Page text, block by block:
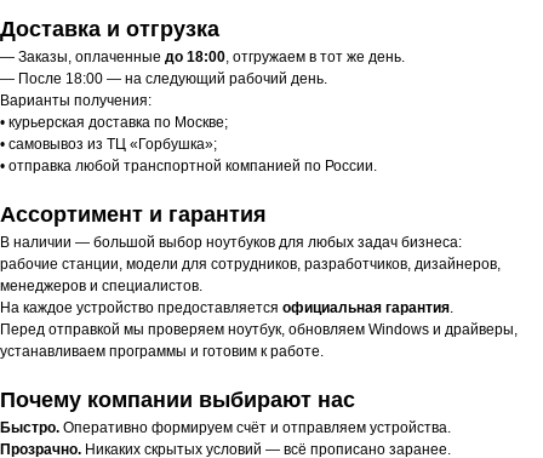
Доставка и отгрузка
— Заказы, оплаченные до 18:00, отгружаем в тот же день.
— После 18:00 — на следующий рабочий день.
Варианты получения:
• курьерская доставка по Москве;
• самовывоз из ТЦ «Горбушка»;
• отправка любой транспортной компанией по России.
Ассортимент и гарантия
В наличии — большой выбор ноутбуков для любых задач бизнеса:
рабочие станции, модели для сотрудников, разработчиков, дизайнеров,
менеджеров и специалистов.
На каждое устройство предоставляется официальная гарантия.
Перед отправкой мы проверяем ноутбук, обновляем Windows и драйверы,
устанавливаем программы и готовим к работе.
Почему компании выбирают нас
Быстро. Оперативно формируем счёт и отправляем устройства.
Прозрачно. Никаких скрытых условий — всё прописано заранее.